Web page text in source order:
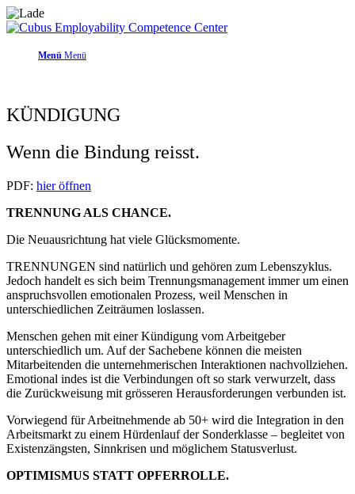
Menü Menü
KÜNDIGUNG
Wenn die Bindung reisst.
PDF: hier öffnen
TRENNUNG ALS CHANCE.
Die Neuausrichtung hat viele Glücksmomente.
TRENNUNGEN sind natürlich und gehören zum Lebenszyklus.
Jedoch handelt es sich beim Trennungsmanagement immer um einen
anspruchsvollen emotionalen Prozess, weil Menschen in
unterschiedlichen Zeiträumen loslassen.
Menschen gehen mit einer Kündigung vom Arbeitgeber
unterschiedlich um. Auf der Sachebene können die meisten
Mitarbeitenden die unternehmerischen Interaktionen nachvollziehen.
Emotional indes ist die Verbindungen oft so stark verwurzelt, dass
die Zurückweisung mit grösseren Herausforderungen verbunden ist.
Vorwiegend für Arbeitnehmende ab 50+ wird die Integration in den
Arbeitsmarkt zu einem Hürdenlauf der Sonderklasse – begleitet von
Existenzängsten, Sinnkrisen und möglichem Statusverlust.
OPTIMISMUS STATT OPFERROLLE.